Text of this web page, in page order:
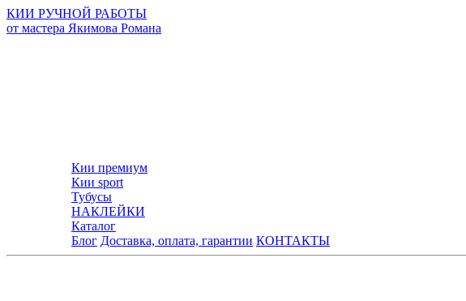
КИИ РУЧНОЙ РАБОТЫ
от мастера Якимова Романа
Кии премиум
Кии sport
Тубусы
НАКЛЕЙКИ
Каталог
Блог Доставка, оплата, гарантии КОНТАКТЫ